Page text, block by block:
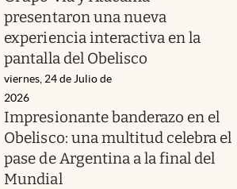
presentaron una nueva
experiencia interactiva en la
pantalla del Obelisco
viernes, 24 de Julio de
2026
Impresionante banderazo en el
Obelisco: una multitud celebra el
pase de Argentina a la final del
Mundial